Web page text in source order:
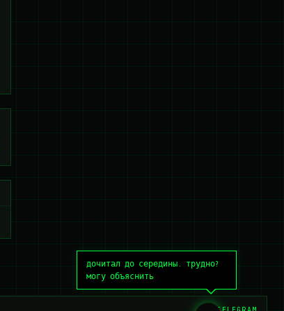
дочитал до середины. трудно?
могу объяснить